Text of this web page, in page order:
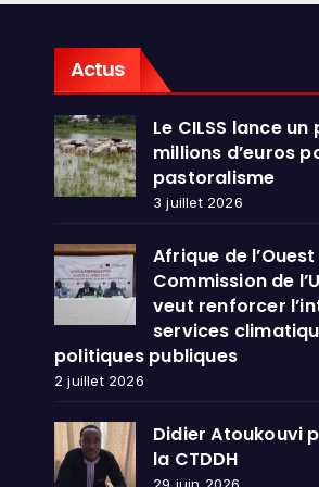
Actus
Le CILSS lance
millions d’euros
pastoralisme
3 juillet 2026
Afrique de
Commission de
veut renforcer
services
politiques publiques
2 juillet 2026
Didier Atoukouvi
la CTDDH
29 juin 2026